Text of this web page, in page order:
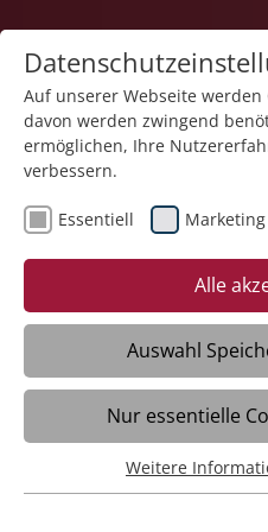
11.04.2025
Soziales
gestaltet man
Ravensburg - Das
gestalten steht in
Wochen im
Kommunikation und
Interviewreihe zum
Auf unserer Webseite werden
davon werden zwingend
ermöglichen, Ihre
verbessern.
Essentiell Marketing
Alle
Auswahl
Nur essentielle
Essentiell
Essentielle Cookies
Weitere